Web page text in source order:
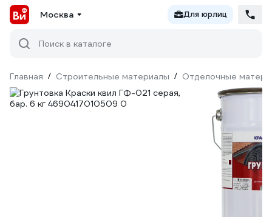
Москва Для юрлиц
Поиск в каталоге
Главная / Строительные материалы / Отделочные